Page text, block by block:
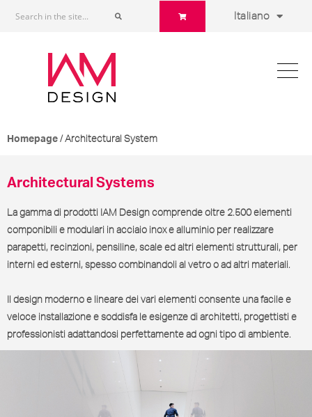
Italiano
Homepage / Architectural System
Architectural Systems
La gamma di prodotti IAM Design comprende oltre 2.500 elementi
componibili e modulari in acciaio inox e alluminio per realizzare
parapetti, recinzioni, pensiline, scale ed altri elementi strutturali, per
interni ed esterni,spesso combinandoli al vetro o ad altri materiali.
Il design moderno e lineare dei vari elementi consente una facile e
veloce installazione e soddisfa le esigenze di architetti, progettisti e
professionisti adattandosi perfettamente ad ogni tipo di ambiente.